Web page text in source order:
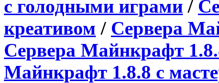
с голодными играми /
креативом / Сервера
Сервера Майнкрафт
Майнкрафт 1.8.8 с